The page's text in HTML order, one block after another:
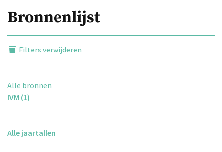
Bronnenlijst
Filters verwijderen
Alle bronnen
IVM (1)
Alle jaartallen